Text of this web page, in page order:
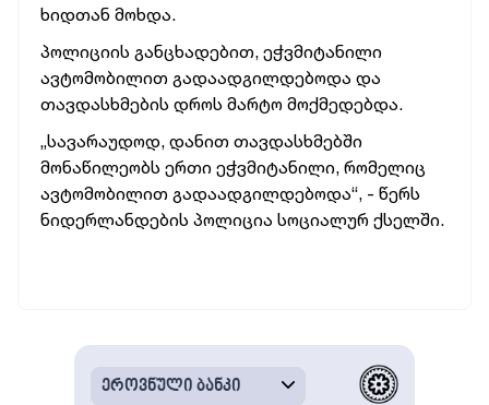
ხიდთან მოხდა.
პოლიციის განცხადებით, ეჭვმიტანილი
ავტომობილით გადაადგილდებოდა და
თავდასხმების დროს მარტო მოქმედებდა.
„სავარაუდოდ, დანით თავდასხმებში
მონაწილეობს ერთი ეჭვმიტანილი, რომელიც
ავტომობილით გადაადგილდებოდა“, - წერს
ნიდერლანდების პოლიცია სოციალურ ქსელში.